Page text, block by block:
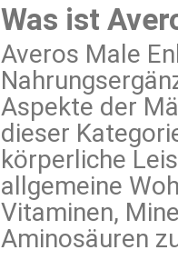
Was ist
Averos Male
Aspekte der
dieser
körperliche
allgemeine
Vitaminen,
Aminosäuren